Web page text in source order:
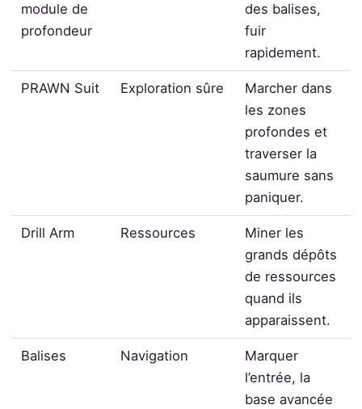
module de
profondeur
des balises,
fuir
rapidement.
PRAWN Suit Exploration sûre
Marcher dans
les zones
profondes et
traverser la
saumure sans
paniquer.
Drill Arm Ressources
Miner les
grands dépôts
de ressources
quand ils
apparaissent.
Balises Navigation
Marquer
l’entrée, la
base avancée